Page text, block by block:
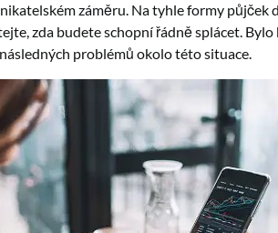
záměru. Na tyhle formy půjček
zda budete schopní řádně splácet.
problémů okolo této situace.